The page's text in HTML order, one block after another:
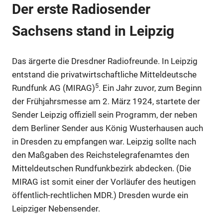
Der erste Radiosender
Sachsens stand in Leipzig
Das ärgerte die Dresdner Radiofreunde. In Leipzig
entstand die privatwirtschaftliche Mitteldeutsche
Rundfunk AG (MIRAG)5. Ein Jahr zuvor, zum Beginn
der Frühjahrsmesse am 2. März 1924, startete der
Sender Leipzig offiziell sein Programm, der neben
dem Berliner Sender aus König Wusterhausen auch
in Dresden zu empfangen war. Leipzig sollte nach
den Maßgaben des Reichstelegrafenamtes den
Mitteldeutschen Rundfunkbezirk abdecken. (Die
MIRAG ist somit einer der Vorläufer des heutigen
öffentlich-rechtlichen MDR.) Dresden wurde ein
Leipziger Nebensender.